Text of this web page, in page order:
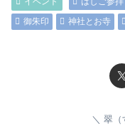
御朱印
神社とお寺
翠（